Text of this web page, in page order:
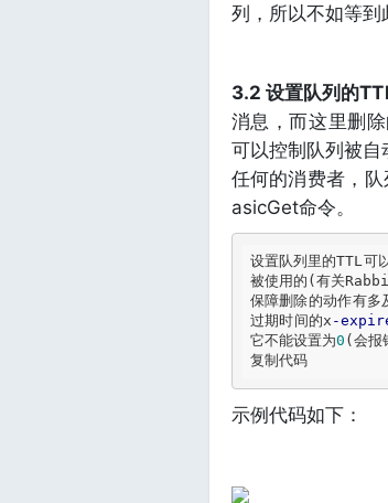
列，所以不如等到
3.2 设置队列的
消息，而这里删
可以控制队列被
任何的消费者，
asicGet命令。
设置队列里的TTL可
被使用的(有关
保障删除的动作有
过期时间的x -
它不能设置为0 (会报
复制代码
示例代码如下：